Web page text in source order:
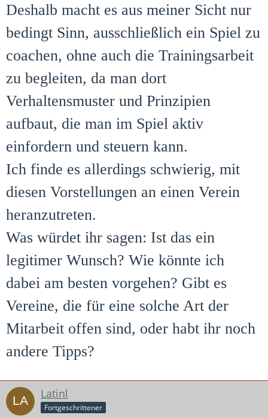
Deshalb macht es aus meiner Sicht nur
bedingt Sinn, ausschließlich ein Spiel zu
coachen, ohne auch die Trainingsarbeit
zu begleiten, da man dort
Verhaltensmuster und Prinzipien
aufbaut, die man im Spiel aktiv
einfordern und steuern kann.
Ich finde es allerdings schwierig, mit
diesen Vorstellungen an einen Verein
heranzutreten.
Was würdet ihr sagen: Ist das ein
legitimer Wunsch? Wie könnte ich
dabei am besten vorgehen? Gibt es
Vereine, die für eine solche Art der
Mitarbeit offen sind, oder habt ihr noch
andere Tipps?
Latinl
Fortgeschrittener